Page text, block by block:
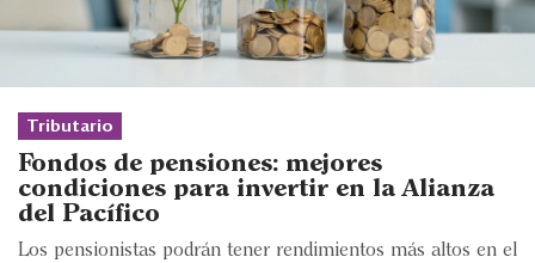
Sectores y Empresas
Management
Economía y Finanzas
Legal y Política
Tributario
Fondos de pensiones: mejores
condiciones para invertir en la Alianza
del Pacífico
Los pensionistas podrán tener rendimientos más altos en el